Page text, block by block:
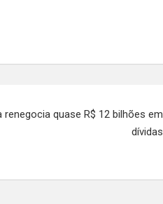
renegocia quase R$ 12 bilhões em
dívidas